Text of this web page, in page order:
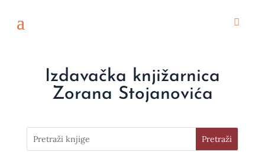
Izdavačka knjižarnica
Zorana Stojanovića